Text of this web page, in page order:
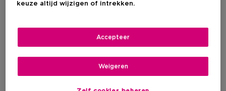
keuze altijd wijzigen of intrekken.
Weigeren
Accepteer